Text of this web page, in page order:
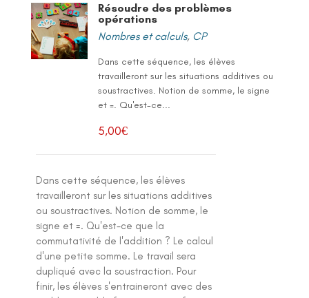
Résoudre des problèmes
opérations
Nombres et calculs, CP
Dans cette séquence, les élèves
travailleront sur les situations additives ou
soustractives. Notion de somme, le signe
et =. Qu'est-ce...
5,00€
Dans cette séquence, les élèves
travailleront sur les situations additives
ou soustractives. Notion de somme, le
signe et =. Qu'est-ce que la
commutativité de l'addition ? Le calcul
d'une petite somme. Le travail sera
dupliqué avec la soustraction. Pour
finir, les élèves s'entraineront avec des